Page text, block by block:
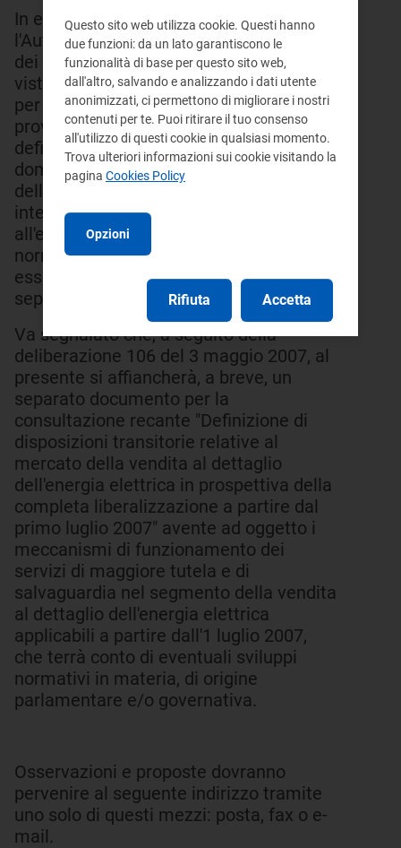
In esito a tale fase di consultazione
l'Autorità procederà con l'emanazione
dei provvedimenti urgenti, necessari in
vista della scadenza dell' 1 luglio 2007 e,
per quanto possibile, con il
provvedimento relativo alla riforma
definitiva del sistema tariffario
domestico destinato alla generalità
dell'utenza domestica. Quest'ultimo
intervento, anche in relazione
all'evoluzione in corso del quadro
normativo di riferimento, potrebbe
essere oggetto di un provvedimento
separato.
Va segnalato che, a seguito della
deliberazione 106 del 3 maggio 2007, al
presente si affiancherà, a breve, un
separato documento per la
consultazione recante "Definizione di
disposizioni transitorie relative al
mercato della vendita al dettaglio
dell'energia elettrica in prospettiva della
completa liberalizzazione a partire dal
primo luglio 2007" avente ad oggetto i
meccanismi di funzionamento dei
servizi di maggiore tutela e di
salvaguardia nel segmento della vendita
al dettaglio dell'energia elettrica
applicabili a partire dall'1 luglio 2007,
che terrà conto di eventuali sviluppi
normativi in materia, di origine
parlamentare e/o governativa.
Osservazioni e proposte dovranno
pervenire al seguente indirizzo tramite
uno solo di questi mezzi: posta, fax o e-
mail.
Questo sito web utilizza cookie. Questi hanno
due funzioni: da un lato garantiscono le
funzionalità di base per questo sito web,
dall'altro, salvando e analizzando i dati utente
anonimizzati, ci permettono di migliorare i nostri
contenuti per te. Puoi ritirare il tuo consenso
all'utilizzo di questi cookie in qualsiasi momento.
Trova ulteriori informazioni sui cookie visitando la
pagina Cookies Policy
Opzioni
Rifiuta Accetta